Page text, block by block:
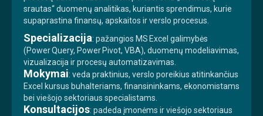
srautas“ duomenų analitikas, kuriantis sprendimus, kurie
supaprastina finansų, apskaitos ir verslo procesus.
Specializacija: pažangios MS Excel galimybės
(Power Query, Power Pivot, VBA), duomenų modeliavimas,
vizualizacija ir procesų automatizavimas.
Mokymai: veda praktinius, verslo poreikius atitinkančius
Excel kursus buhalteriams, finansininkams, ekonomistams
bei viešojo sektoriaus specialistams.
Konsultacijos: padeda įmonėms ir viešojo sektoriaus